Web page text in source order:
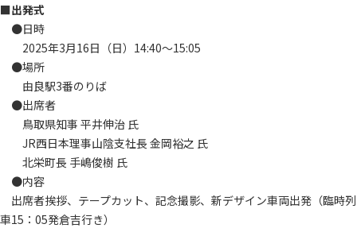
■出発式
●日時
2025年3月16日（日）14:40～15:05
●場所
由良駅3番のりば
●出席者
鳥取県知事 平井伸治 氏
JR西日本理事山陰支社長 金岡裕之 氏
北栄町長 手嶋俊樹 氏
●内容
出席者挨拶、テープカット、記念撮影、新デザイン車両出発（臨時列
車15：05発倉吉行き）